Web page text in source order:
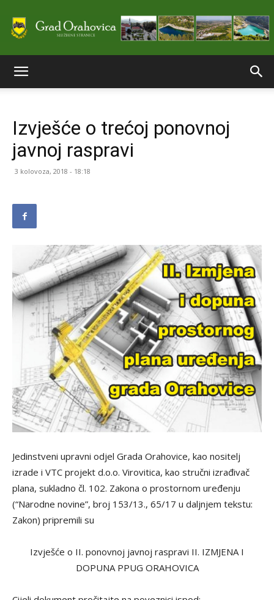
stranice
Izvješće o trećoj ponovnoj
javnoj raspravi
3 kolovoza, 2018 - 18:18
Jedinstveni upravni odjel Grada Orahovice, kao nositelj
izrade i VTC projekt d.o.o. Virovitica, kao stručni izrađivač
plana, sukladno čl. 102. Zakona o prostornom uređenju
(“Narodne novine”, broj 153/13., 65/17 u daljnjem tekstu:
Zakon) pripremili su
Izvješće o II. ponovnoj javnoj raspravi II. IZMJENA I
DOPUNA PPUG ORAHOVICA